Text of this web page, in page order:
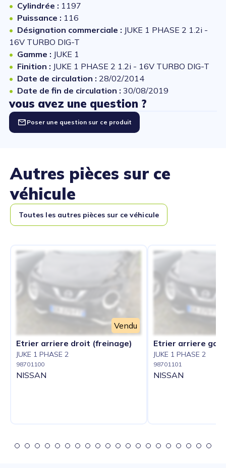
Cylindrée : 1197
Puissance : 116
Désignation commerciale : JUKE 1 PHASE 2 1.2i -
16V TURBO DIG-T
Gamme : JUKE 1
Finition : JUKE 1 PHASE 2 1.2i - 16V TURBO DIG-T
Date de circulation : 28/02/2014
Date de fin de circulation : 30/08/2019
vous avez une question ?
Poser une question sur ce produit
Autres pièces sur ce
véhicule
Toutes les autres pièces sur ce véhicule
Vendu
Etrier arriere droit (freinage)
JUKE 1 PHASE 2
98701100
NISSAN
Etrier arriere
JUKE 1 PHASE 2
98701101
NISSAN